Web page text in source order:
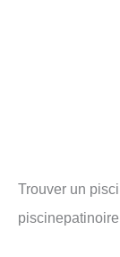
Trouver un